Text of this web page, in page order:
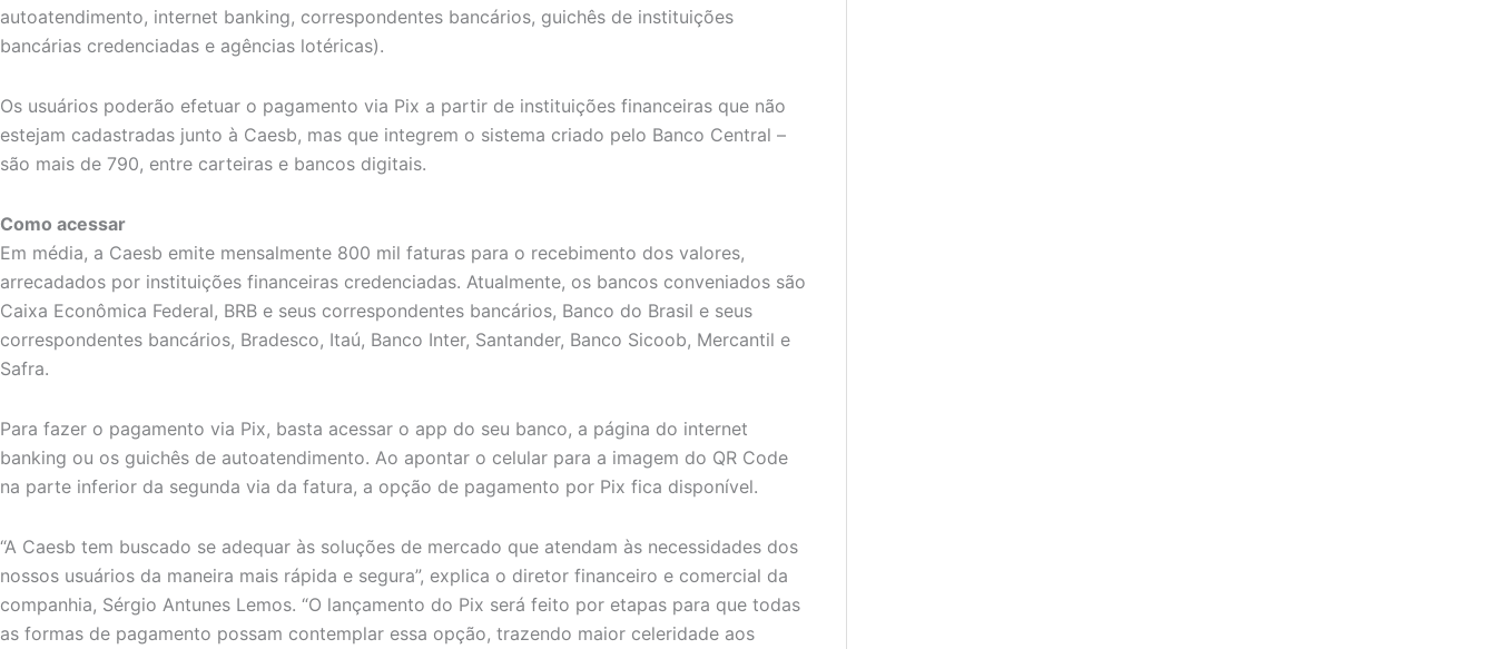
autoatendimento, internet banking, correspondentes bancários, guichês de instituições
bancárias credenciadas e agências lotéricas).
Os usuários poderão efetuar o pagamento via Pix a partir de instituições financeiras que não
estejam cadastradas junto à Caesb, mas que integrem o sistema criado pelo Banco Central –
são mais de 790, entre carteiras e bancos digitais.
Como acessar
Em média, a Caesb emite mensalmente 800 mil faturas para o recebimento dos valores,
arrecadados por instituições financeiras credenciadas. Atualmente, os bancos conveniados são
Caixa Econômica Federal, BRB e seus correspondentes bancários, Banco do Brasil e seus
correspondentes bancários, Bradesco, Itaú, Banco Inter, Santander, Banco Sicoob, Mercantil e
Safra.
Para fazer o pagamento via Pix, basta acessar o app do seu banco, a página do internet
banking ou os guichês de autoatendimento. Ao apontar o celular para a imagem do QR Code
na parte inferior da segunda via da fatura, a opção de pagamento por Pix fica disponível.
“A Caesb tem buscado se adequar às soluções de mercado que atendam às necessidades dos
nossos usuários da maneira mais rápida e segura”, explica o diretor financeiro e comercial da
companhia, Sérgio Antunes Lemos. “O lançamento do Pix será feito por etapas para que todas
as formas de pagamento possam contemplar essa opção, trazendo maior celeridade aos